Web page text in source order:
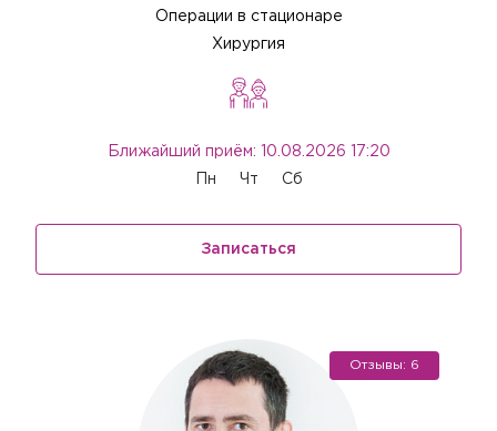
Операции в стационаре
Хирургия
Ближайший приём: 10.08.2026 17:20
Пн Чт Сб
Записаться
Отзывы: 6